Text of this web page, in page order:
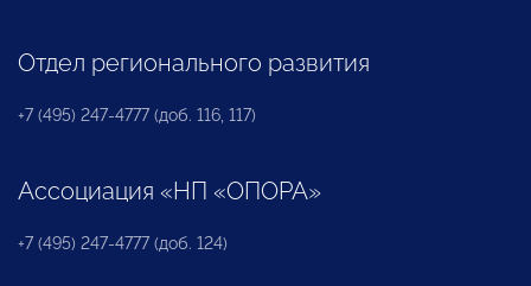
Отдел регионального развития
+7 (495) 247-4777 (доб. 116, 117)
Ассоциация «НП «ОПОРА»
+7 (495) 247-4777 (доб. 124)